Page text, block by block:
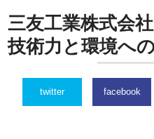
三友工業株式会
技術力と環境へ
twitter facebook